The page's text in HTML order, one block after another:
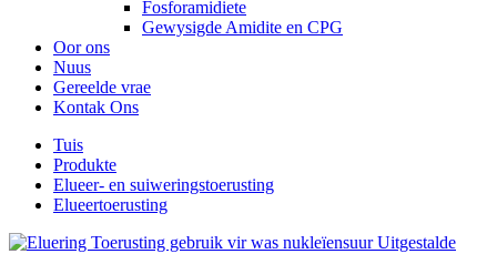
Fosforamidiete
Gewysigde Amidite en CPG
Oor ons
Nuus
Gereelde vrae
Kontak Ons
Tuis
Produkte
Elueer- en suiweringstoerusting
Elueertoerusting